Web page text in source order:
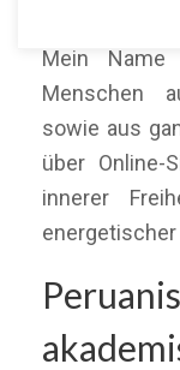
Mein
Menschen
sowie aus
über
innerer